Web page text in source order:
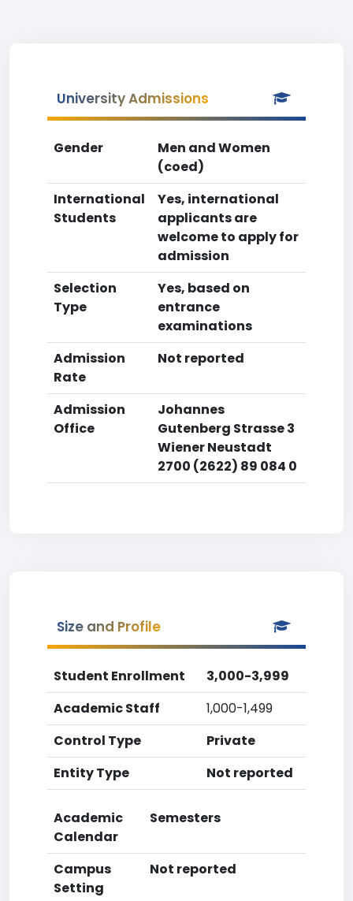
University Admissions
Gender
Men and Women
(coed)
International
Students
Yes, international
applicants are
welcome to apply for
admission
Selection
Type
Yes, based on
entrance
examinations
Admission
Rate
Not reported
Admission
Office
Johannes
Gutenberg Strasse 3
Wiener Neustadt
2700 (2622) 89 084 0
Size and Profile
Student Enrollment
3,000-3,999
Academic Staff
1,000-1,499
Control Type
Private
Entity Type
Not reported
Academic
Calendar
Semesters
Campus
Setting
Not reported